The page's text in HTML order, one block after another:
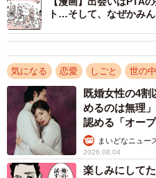
から登校しなくなった彼も
る。」
「昔フロントのバイトして
た事がありました」
など数々の共感の声とともに
ている。
白秋さんにお話をうかがって
ト…そして、なぜかみ
気になる 恋愛 しごと 世の
既婚女性の4割
めるのは無理
認める「オー
まいどなニュー
2026.08.04
楽しみにして